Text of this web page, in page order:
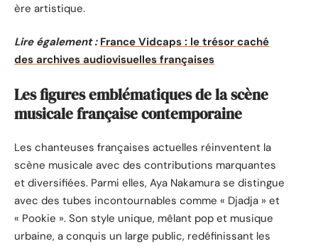
ère artistique.
Lire également : France Vidcaps : le trésor caché
des archives audiovisuelles françaises
Les figures emblématiques de la scène
musicale française contemporaine
Les chanteuses françaises actuelles réinventent la
scène musicale avec des contributions marquantes
et diversifiées. Parmi elles, Aya Nakamura se distingue
avec des tubes incontournables comme « Djadja » et
« Pookie ». Son style unique, mêlant pop et musique
urbaine, a conquis un large public, redéfinissant les